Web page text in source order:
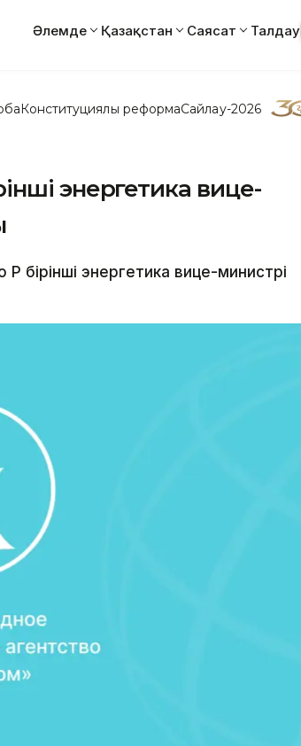
Әлемде Қазақстан Саясат Талдау
Конституциялық реформаСайлау-2026
энергетика вице-
бірінші энергетика вице-министрі